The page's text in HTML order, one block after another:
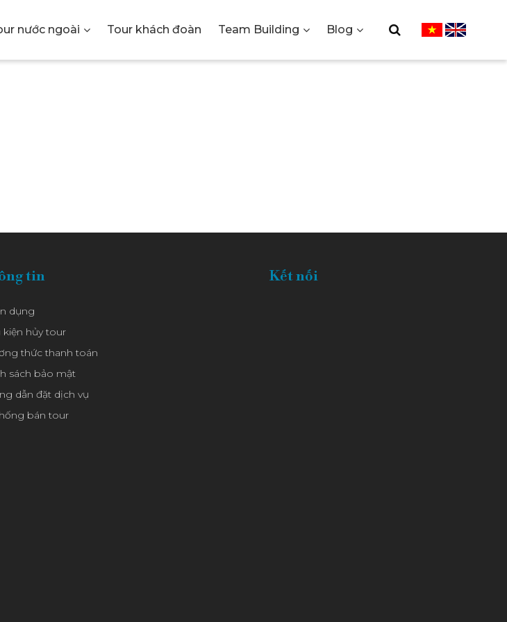
nước ngoài Tour khách đoàn Team Building Blog
THƯƠNG
KIWI
tin
dụng
kiện hủy tour
thức thanh toán
sách bảo mật
dẫn đặt dịch vụ
bán tour
Kết nối